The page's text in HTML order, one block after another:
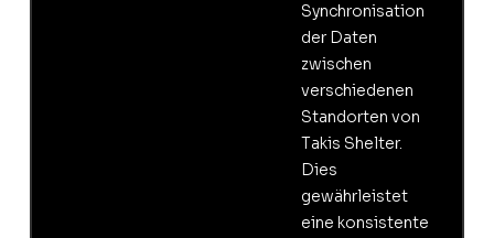
Synchronisation
der Daten
zwischen
verschiedenen
Standorten von
Takis Shelter.
Dies
gewährleistet
eine konsistente